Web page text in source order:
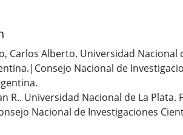
Carlos Alberto. Universidad Nacional
Nacional de
R.. Universidad Nacional de La Plata.
Nacional de Investigaciones